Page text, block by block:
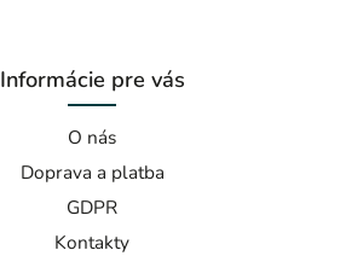
Informácie pre vás
O nás
Doprava a platba
GDPR
Kontakty